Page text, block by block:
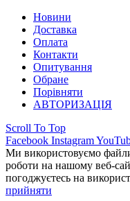
Новини
Доставка
Оплата
Контакти
Опитування
Обране
Порівняти
АВТОРИЗАЦІЯ
Scroll To Top
Facebook Instagram
Ми використовуємо
роботи на нашому веб-
погоджуєтесь на
прийняти